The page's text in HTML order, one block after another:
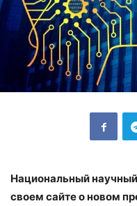
Национальный
своем сайте о новом